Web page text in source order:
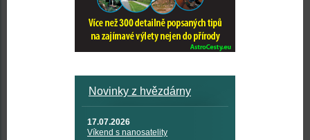
Novinky z hvězdárny
17.07.2026
Víkend s nanosatelity